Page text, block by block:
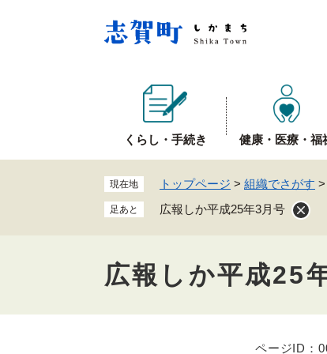
ー
ジ
。
くらし・手続き 健康・医療・福
現在地 トップページ > 組織でさがす >
足あと 広報しか平成25年3月号
広報しか平成25
ページID：